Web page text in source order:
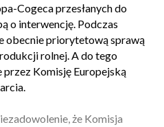
Cogeca przesłanych do
o interwencję. Podczas
obecnie priorytetową sprawą
rolnej. A do tego
przez Komisję Europejską
że Komisja